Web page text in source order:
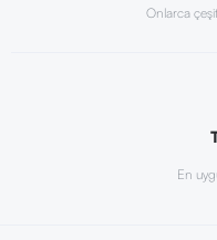
Onlarca
En